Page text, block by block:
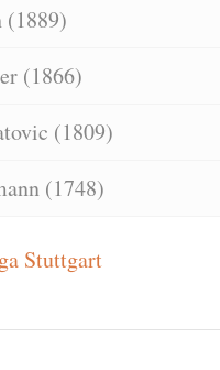
(1889)
(1866)
(1809)
(1748)
Stuttgart